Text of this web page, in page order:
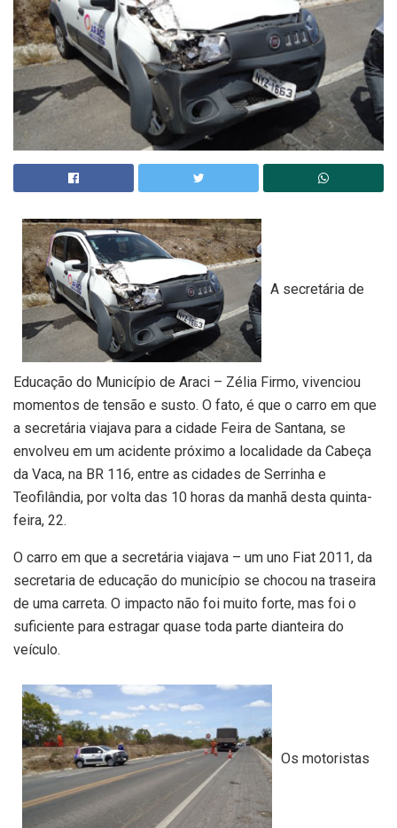
A secretária de
Educação do Município de Araci – Zélia Firmo, vivenciou
momentos de tensão e susto. O fato, é que o carro em que
a secretária viajava para a cidade Feira de Santana, se
envolveu em um acidente próximo a localidade da Cabeça
da Vaca, na BR 116, entre as cidades de Serrinha e
Teofilândia, por volta das 10 horas da manhã desta quinta-
feira, 22.
O carro em que a secretária viajava – um uno Fiat 2011, da
secretaria de educação do município se chocou na traseira
de uma carreta. O impacto não foi muito forte, mas foi o
suficiente para estragar quase toda parte dianteira do
veículo.
Os motoristas